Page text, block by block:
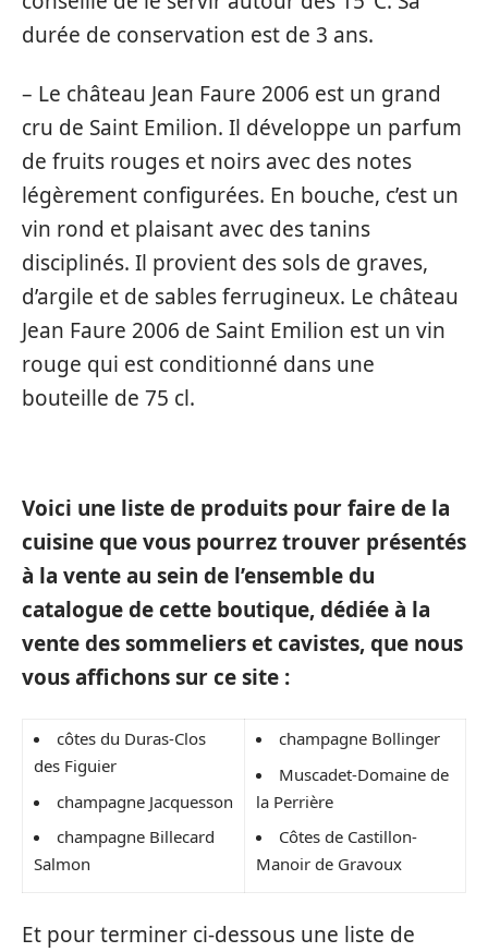
durée de conservation est de 3 ans.
– Le château Jean Faure 2006 est un grand
cru de Saint Emilion. Il développe un parfum
de fruits rouges et noirs avec des notes
légèrement configurées. En bouche, c’est un
vin rond et plaisant avec des tanins
disciplinés. Il provient des sols de graves,
d’argile et de sables ferrugineux. Le château
Jean Faure 2006 de Saint Emilion est un vin
rouge qui est conditionné dans une
bouteille de 75 cl.
Voici une liste de produits pour faire de la
cuisine que vous pourrez trouver présentés
à la vente au sein de l’ensemble du
catalogue de cette boutique, dédiée à la
vente des sommeliers et cavistes, que nous
vous affichons sur ce site :
côtes du Duras-Clos
des Figuier
champagne Jacquesson
champagne Billecard
Salmon
champagne Bollinger
Muscadet-Domaine de
la Perrière
Côtes de Castillon-
Manoir de Gravoux
Et pour terminer ci-dessous une liste de